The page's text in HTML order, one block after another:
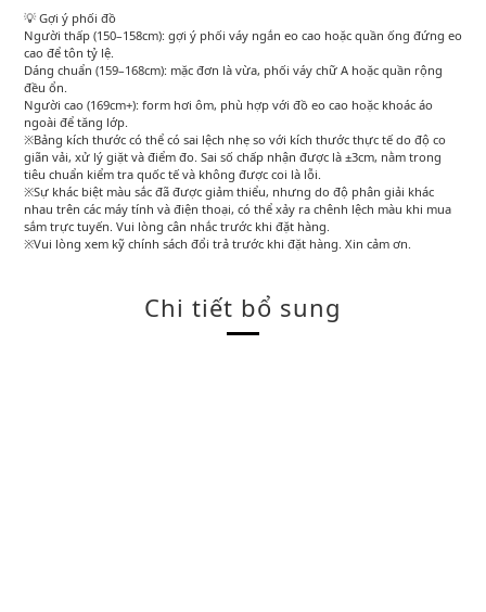
💡 Gợi ý phối đồ
Người thấp (150–158cm): gợi ý phối váy ngắn eo cao hoặc quần ống đứng eo
cao để tôn tỷ lệ.
Dáng chuẩn (159–168cm): mặc đơn là vừa, phối váy chữ A hoặc quần rộng
đều ổn.
Người cao (169cm+): form hơi ôm, phù hợp với đồ eo cao hoặc khoác áo
ngoài để tăng lớp.
※Bảng kích thước có thể có sai lệch nhẹ so với kích thước thực tế do độ co
giãn vải, xử lý giặt và điểm đo. Sai số chấp nhận được là ±3cm, nằm trong
tiêu chuẩn kiểm tra quốc tế và không được coi là lỗi.
※Sự khác biệt màu sắc đã được giảm thiểu, nhưng do độ phân giải khác
nhau trên các máy tính và điện thoại, có thể xảy ra chênh lệch màu khi mua
sắm trực tuyến. Vui lòng cân nhắc trước khi đặt hàng.
※Vui lòng xem kỹ chính sách đổi trả trước khi đặt hàng. Xin cảm ơn.
Chi tiết bổ sung